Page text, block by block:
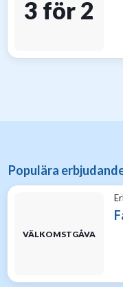
3 för 2
Populära
VÄLKOMSTGÅVA